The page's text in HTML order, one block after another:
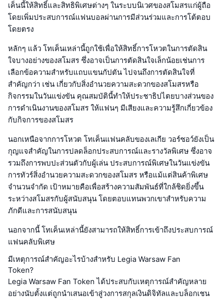
เค็นนี้ให้สิทธิ์และสิทธิพิเศษต่างๆ ในระบบนิเวศของสโมสรแก่ผู้ถือ
โดยเพิ่มประสบการณ์แฟนบอลผ่านการมีส่วนร่วมและการโต้ตอบ
โดยตรง
หลักๆ แล้ว โทเค็นเหล่านี้ถูกใช้เพื่อให้สิทธิ์การโหวตในการตัดสิน
ใจบางอย่างของสโมสร ซึ่งอาจเป็นการตัดสินใจเล็กน้อยเช่นการ
เลือกข้อความสำหรับแถบแขนกัปตัน ไปจนถึงการตัดสินใจที่
สำคัญกว่า เช่น เกี่ยวกับสิ่งอำนวยความสะดวกของสโมสรหรือ
กิจกรรมในวันแข่งขัน คุณสมบัตินี้ทำให้ประชาธิปไตยบางส่วนของ
การดำเนินงานของสโมสร ให้แฟนๆ มีเสียงและความรู้สึกเกี่ยวข้อง
กับกิจการของสโมสร
นอกเหนือจากการโหวต โทเค็นแฟนคลับของเลเกีย วอร์ซอว์ยังเป็น
กุญแจสำคัญในการปลดล็อกประสบการณ์และรางวัลพิเศษ ซึ่งอาจ
รวมถึงการพบปะส่วนตัวกับผู้เล่น ประสบการณ์พิเศษในวันแข่งขัน
การทัวร์สิ่งอำนวยความสะดวกของสโมสร หรือแม้แต่สินค้าพิเศษ
จำนวนจำกัด เป้าหมายคือเพื่อสร้างความสัมพันธ์ที่ใกล้ชิดยิ่งขึ้น
ระหว่างสโมสรกับผู้สนับสนุน โดยตอบแทนพวกเขาสำหรับความ
ภักดีและการสนับสนุน
นอกจากนี้ โทเค็นเหล่านี้ยังสามารถให้สิทธิ์การเข้าถึงประสบการณ์
แฟนคลับพิเศษ
มีเหตุการณ์สำคัญอะไรบ้างสำหรับ Legia Warsaw Fan
Token?
Legia Warsaw Fan Token ได้ประสบกับเหตุการณ์สำคัญหลาย
อย่างนับตั้งแต่ถูกนำเสนอเข้าสู่วงการสกุลเงินดิจิทัลและบล็อกเชน